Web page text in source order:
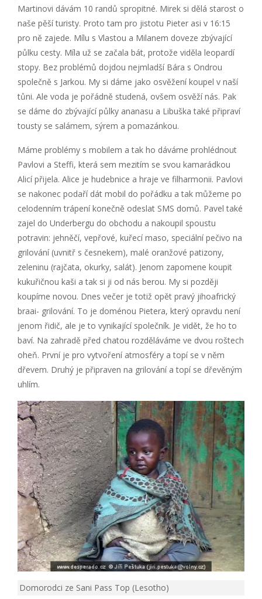
Martinovi dávám 10 randů spropitné. Mirek si dělá starost o
naše pěší turisty. Proto tam pro jistotu Pieter asi v 16:15
pro ně zajede. Mílu s Vlastou a Milanem doveze zbývající
půlku cesty. Míla už se začala bát, protože viděla leopardí
stopy. Bez problémů dojdou nejmladší Bára s Ondrou
společně s Jarkou. My si dáme jako osvěžení koupel v naší
tůni. Ale voda je pořádně studená, ovšem osvěží nás. Pak
se dáme do zbývající půlky ananasu a Libuška také připraví
tousty se salámem, sýrem a pomazánkou.
Máme problémy s mobilem a tak ho dáváme prohlédnout
Pavlovi a Steffi, která sem mezitím se svou kamarádkou
Alicí přijela. Alice je hudebnice a hraje ve filharmonii. Pavlovi
se nakonec podaří dát mobil do pořádku a tak můžeme po
celodenním trápení konečně odeslat SMS domů. Pavel také
zajel do Underbergu do obchodu a nakoupil spoustu
potravin: jehněčí, vepřové, kuřecí maso, speciální pečivo na
grilování (uvnitř s česnekem), malé oranžové patizony,
zeleninu (rajčata, okurky, salát). Jenom zapomene koupit
kukuřičnou kaši a tak si ji od nás berou. My si později
koupíme novou. Dnes večer je totiž opět pravý jihoafrický
braai- grilování. To je doménou Pietera, který opravdu není
jenom řidič, ale je to vynikající společník. Je vidět, že ho to
baví. Na zahradě před chatou rozděláváme ve dvou roštech
oheň. První je pro vytvoření atmosféry a topí se v něm
dřevem. Druhý je připraven na grilování a topí se dřevěným
uhlím.
Domorodci ze Sani Pass Top (Lesotho)